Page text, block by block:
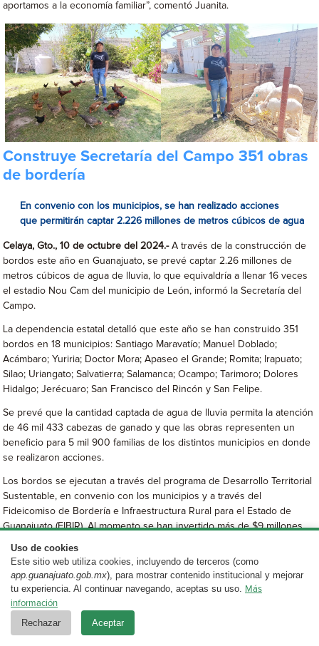
aportamos a la economía familiar”, comentó Juanita.
Construye Secretaría del Campo 351 obras
de bordería
En convenio con los municipios, se han realizado acciones
que permitirán captar 2.226 millones de metros cúbicos de agua
Celaya, Gto., 10 de octubre del 2024.-A través de la construcción de
bordos este año en Guanajuato, se prevé captar 2.26 millones de
metros cúbicos de agua de lluvia, lo que equivaldría a llenar 16 veces
el estadio Nou Cam del municipio de León, informó la Secretaría del
Campo.
La dependencia estatal detalló que este año se han construido 351
bordos en 18 municipios: Santiago Maravatío; Manuel Doblado;
Acámbaro; Yuriria; Doctor Mora; Apaseo el Grande; Romita; Irapuato;
Silao; Uriangato; Salvatierra; Salamanca; Ocampo; Tarimoro; Dolores
Hidalgo; Jerécuaro; San Francisco del Rincón y San Felipe.
Se prevé que la cantidad captada de agua de lluvia permita la atención
de 46 mil 433 cabezas de ganado y que las obras representen un
beneficio para 5 mil 900 familias de los distintos municipios en donde
se realizaron acciones.
Los bordos se ejecutan a través del programa de Desarrollo Territorial
Sustentable, en convenio con los municipios y a través del
Fideicomiso de Bordería e Infraestructura Rural para el Estado de
Guanajuato (FIBIR). Al momento se han invertido más de $9 millones
El programa también contempla acciones de desazolve, conservación,
rehabilitación, mejoramiento de obras de bordería para abrevaderos,
captación de lluvias, control de avenidas, mejoramiento de pastizales,
así como la atención de cauces, drenes y vasos de captación a través
del uso de maquinaria.
Uso de cookies
Este sitio web utiliza cookies, incluyendo de terceros (como
app.guanajuato.gob.mx), para mostrar contenido institucional y mejorar
tu experiencia. Al continuar navegando, aceptas su uso. Más
información
Rechazar Aceptar